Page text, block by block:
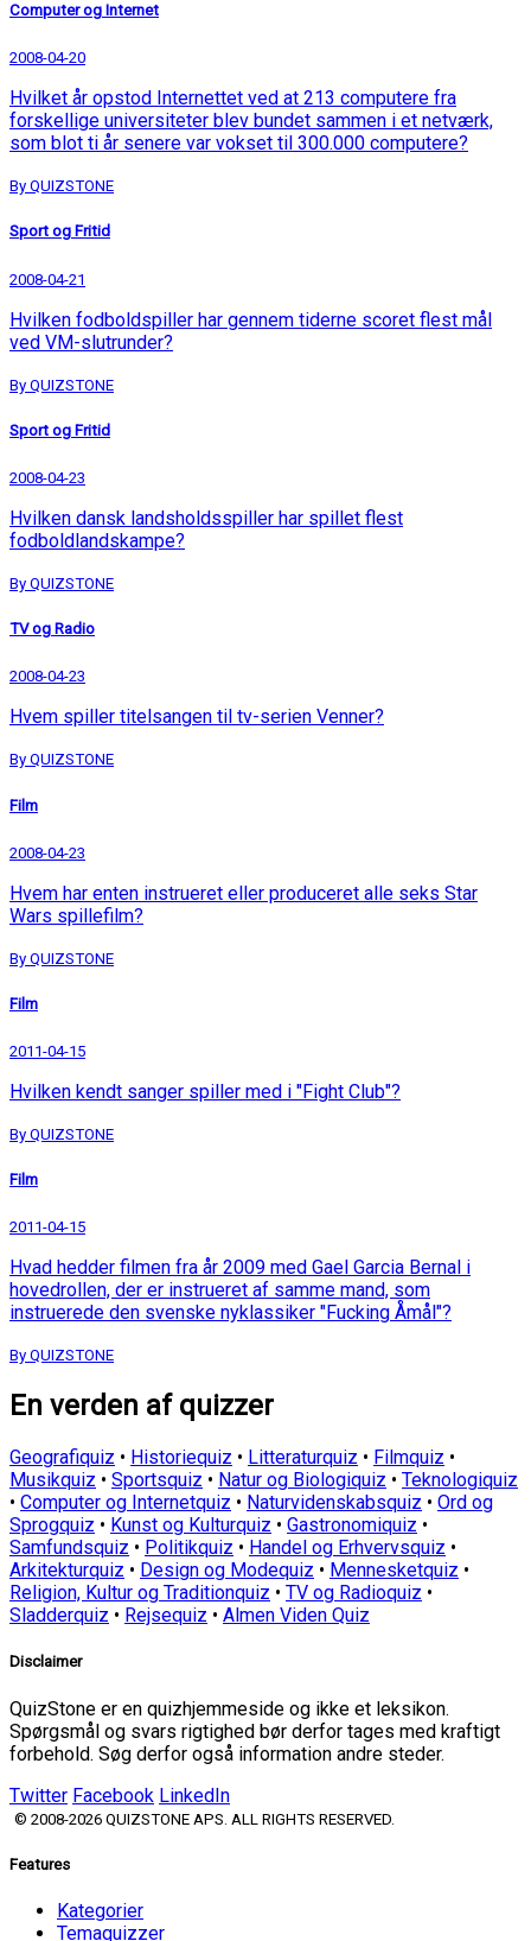
Computer og Internet
2008-04-20
Hvilket år opstod Internettet ved at 213 computere fra
forskellige universiteter blev bundet sammen i et netværk,
som blot ti år senere var vokset til 300.000 computere?
By QUIZSTONE
Sport og Fritid
2008-04-21
Hvilken fodboldspiller har gennem tiderne scoret flest mål
ved VM-slutrunder?
By QUIZSTONE
Sport og Fritid
2008-04-23
Hvilken dansk landsholdsspiller har spillet flest
fodboldlandskampe?
By QUIZSTONE
TV og Radio
2008-04-23
Hvem spiller titelsangen til tv-serien Venner?
By QUIZSTONE
Film
2008-04-23
Hvem har enten instrueret eller produceret alle seks Star
Wars spillefilm?
By QUIZSTONE
Film
2011-04-15
Hvilken kendt sanger spiller med i "Fight Club"?
By QUIZSTONE
Film
2011-04-15
Hvad hedder filmen fra år 2009 med Gael Garcia Bernal i
hovedrollen, der er instrueret af samme mand, som
instruerede den svenske nyklassiker "Fucking Åmål"?
By QUIZSTONE
En verden af quizzer
Geografiquiz • Historiequiz • Litteraturquiz • Filmquiz •
Musikquiz • Sportsquiz • Natur og Biologiquiz • Teknologiquiz
• Computer og Internetquiz • Naturvidenskabsquiz • Ord og
Sprogquiz • Kunst og Kulturquiz • Gastronomiquiz •
Samfundsquiz • Politikquiz • Handel og Erhvervsquiz •
Arkitekturquiz • Design og Modequiz • Mennesketquiz •
Religion, Kultur og Traditionquiz • TV og Radioquiz •
Sladderquiz • Rejsequiz • Almen Viden Quiz
Disclaimer
QuizStone er en quizhjemmeside og ikke et leksikon.
Spørgsmål og svars rigtighed bør derfor tages med kraftigt
forbehold. Søg derfor også information andre steder.
Twitter Facebook LinkedIn
© 2008-2026 QUIZSTONE APS. ALL RIGHTS RESERVED.
Features
Kategorier
Temaquizzer